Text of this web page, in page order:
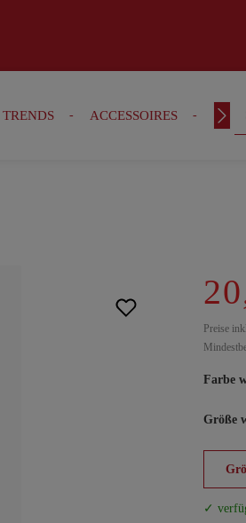
TRENDS ACCESSOIRES
Preise
Farbe
Größe
✓